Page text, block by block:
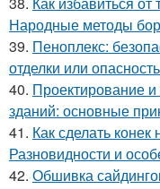
Народные методы
39. Пеноплекс:
отделки или
40. Проектирование и
зданий: основные
41. Как сделать
Разновидности и
42. Обшивка